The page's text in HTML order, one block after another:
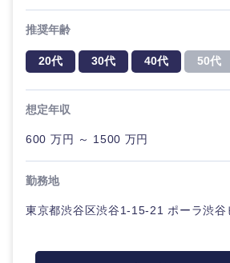
門職
建設・施
工管理
茨城県
群馬県 埼
千葉県
推奨年齢
20代 30代 40代 50代
想定年収
600 万円 ～ 1500 万円
勤務地
東京都渋谷区渋谷1-15-21 ポーラ渋谷